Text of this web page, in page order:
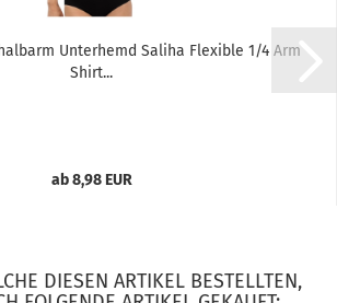
Unterhemd Saliha Flexible 1/4 Arm
Shirt...
ab 8,98 EUR
DIESEN ARTIKEL BESTELLTEN,